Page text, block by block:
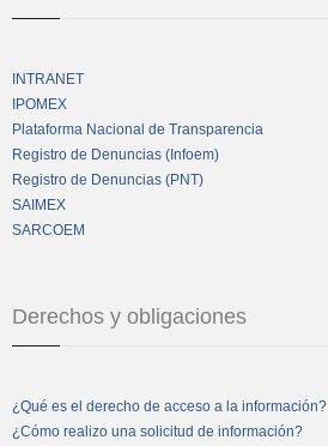
INTRANET
IPOMEX
Plataforma Nacional de Transparencia
Registro de Denuncias (Infoem)
Registro de Denuncias (PNT)
SAIMEX
SARCOEM
Derechos y obligaciones
¿Qué es el derecho de acceso a la información?
¿Cómo realizo una solicitud de información?